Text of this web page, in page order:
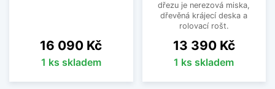
Cena
16 090 Kč
1 ks skladem
dřezu je nerezová miska,
dřevěná krájecí deska a
rolovací rošt.
Cena
13 390 Kč
1 ks skladem